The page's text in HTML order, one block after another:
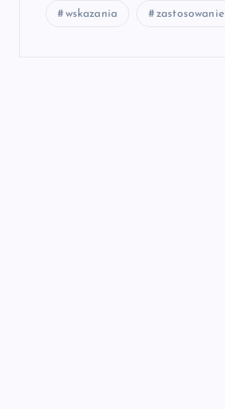
wskazania zastosowanie